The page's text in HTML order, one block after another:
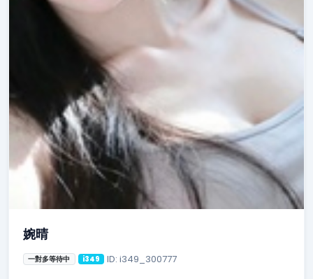
婉晴
一對多等待中 i349 ID: i349_300777